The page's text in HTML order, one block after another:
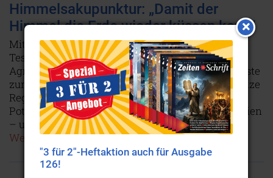
Himmelsakupunktur: „Damit der
Himmel die Erde wieder küssen kann“
Mit den Erkenntnissen von Naturforschern wie
Tesla, Reich und Schauberger sowie mit dem
Agnihotra-Ritual bringt Madjid Abdellaziz die Wüste
zum Blühen, löst Chemtrails auf und befriedet ganze
Regionen. Sphärenharmonieanlagen haben das
Potenzial, die Welt von vielen Problemen zu befreien
– und es gibt sie bereits klein und preisgünstig!
Weiterlesen...
"3 für 2"-Heftaktion auch für Ausgabe
126!